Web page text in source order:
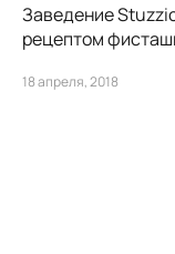
Заведение
рецептом
18 апреля, 2018